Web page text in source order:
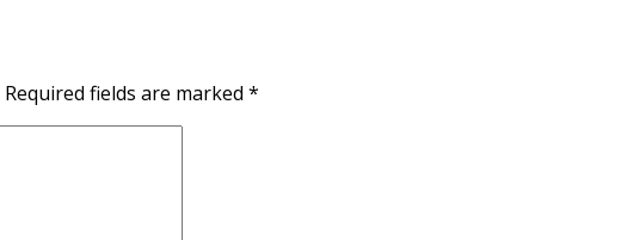
Required fields are marked *